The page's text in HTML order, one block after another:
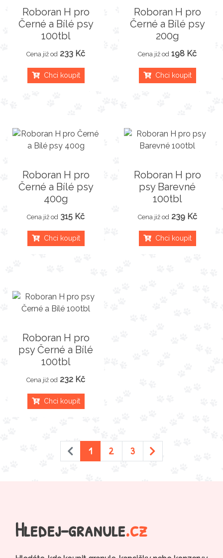
Roboran H pro
Černé a Bílé psy
100tbl
Cena již od 233 Kč
Chci koupit
Roboran H pro
Černé a Bílé psy
200g
Cena již od 198 Kč
Chci koupit
Roboran H pro
Černé a Bílé psy
400g
Cena již od 315 Kč
Chci koupit
Roboran H pro
psy Barevné
100tbl
Cena již od 239 Kč
Chci koupit
Roboran H pro
psy Černé a Bílé
100tbl
Cena již od 232 Kč
Chci koupit
1 2 3
Hledej-granule.cz